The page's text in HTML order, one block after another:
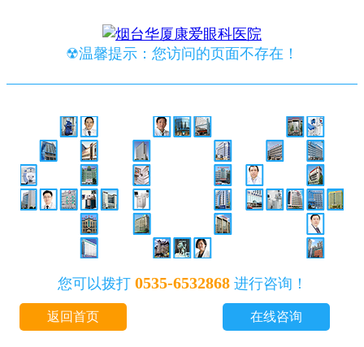
☢温馨提示：您访问的页面不存在！
您可以拨打 0535-6532868进行咨询！
返回首页 在线咨询